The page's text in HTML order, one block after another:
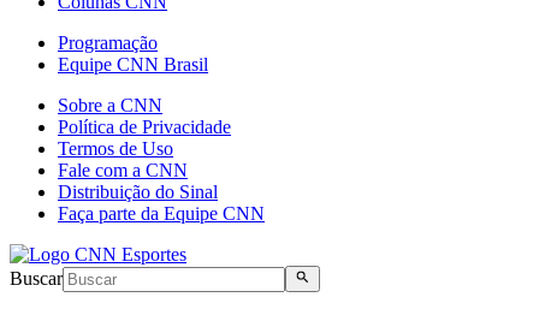
Programação
Equipe CNN Brasil
Sobre a CNN
Política de Privacidade
Termos de Uso
Fale com a CNN
Distribuição do Sinal
Faça parte da Equipe CNN
Buscar